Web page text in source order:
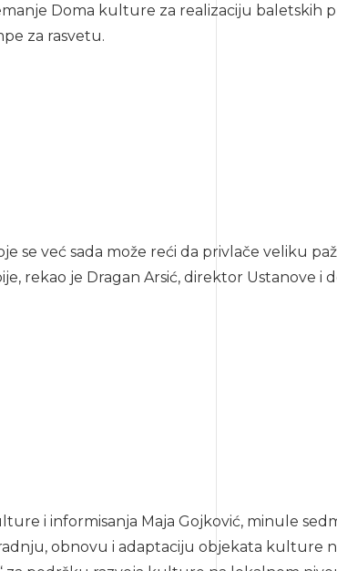
Doma kulture za realizaciju baletskih
za rasvetu.
se već sada može reći da privlače veliku
rekao je Dragan Arsić, direktor Ustanove i
i informisanja Maja Gojković, minule
obnovu i adaptaciju objekata kulture